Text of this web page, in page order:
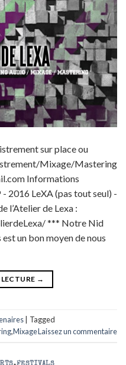
sur place ou
Mixage/Mastering
Informations
2016 LeXA (pas tout seul) -
l’Atelier de Lexa :
*** Notre Nid
un bon moyen de nous
→
Tagged
,MixageLaissez un commentaire